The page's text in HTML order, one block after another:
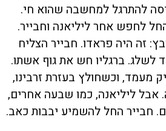
להתרגל למחשבה שהוא חי.
לחפש אחר ליליאנה וחבייר.
זה היה פראדו. חבייר הצליח
לשלג. ברגליו חש את גוף אשתו.
מעמד, וכשחולץ בעזרת זרבינו,
אבל ליליאנה, כמו שבעה אחרים,
חבייר החל להשמיע יבבות כאב.